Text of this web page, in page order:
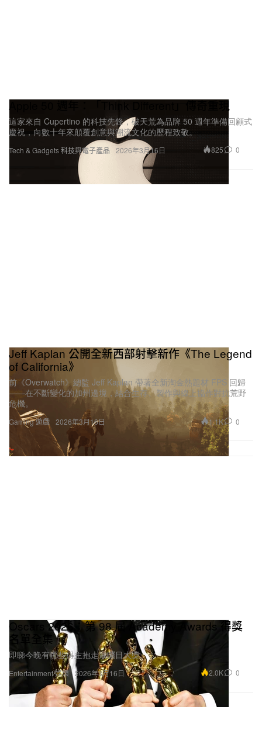
Tech & Gadgets 科技與電子產品
這家來自 Cupertino 的科技先鋒，破天荒為品牌 50 週年準備回顧式
慶祝，向數十年來顛覆創意與潮流文化的歷程致敬。
2026年3月16日
Gaming 遊戲
of California》
前《Overwatch》總監 Jeff Kaplan 帶著全新淘金熱題材 FPS 回歸
——在不斷變化的加州邊境，結合生存、製作與線上協作對抗荒野
危機。
2026年3月16日 1.1K
Entertainment 娛樂
名單全集
即睇今晚有哪些得主抱走最矚目大獎。
2026年3月16日